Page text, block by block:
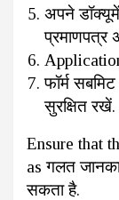
अपने
प्रमाणपत्र
फॉर्म
सुरक्षित रखें.
Ensure that
as गलत
सकता है.